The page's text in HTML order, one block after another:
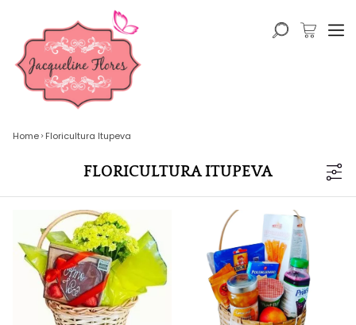
Home Floricultura Itupeva
FLORICULTURA ITUPEVA